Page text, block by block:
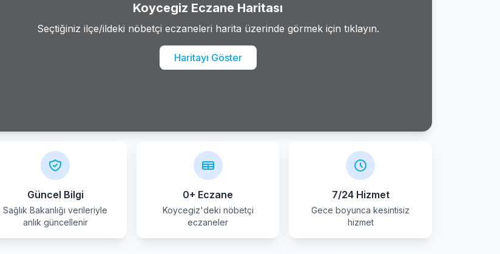
Koycegiz Eczane Haritası
Seçtiğiniz ilçe/ildeki nöbetçi eczaneleri harita üzerinde görmek için tıklayın.
Haritayı Göster
Güncel Bilgi
Sağlık Bakanlığı verileriyle
anlık güncellenir
0+ Eczane
Koycegiz'deki nöbetçi
eczaneler
7/24 Hizmet
Gece boyunca kesintisiz
hizmet